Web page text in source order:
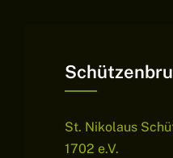
St. Nikolaus
1702 e.V.